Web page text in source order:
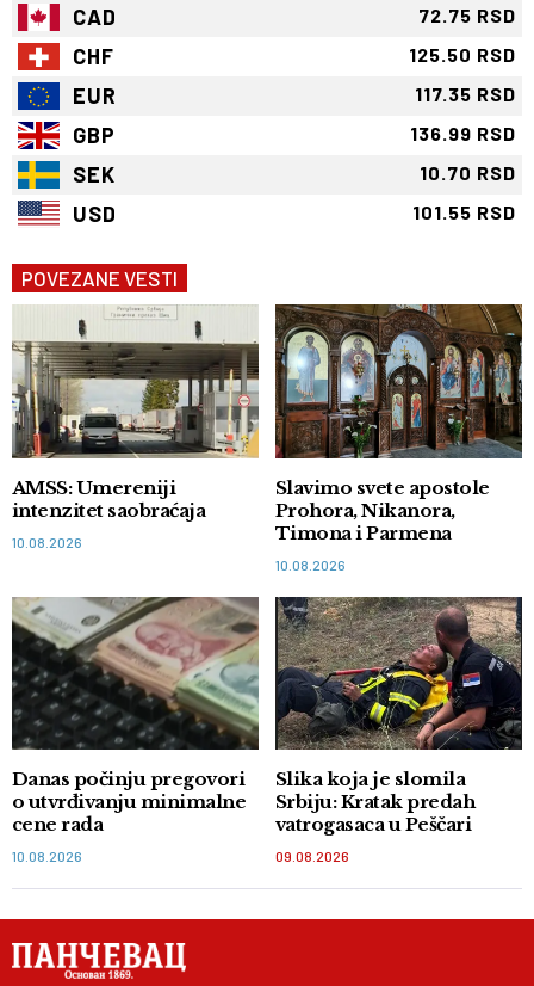
CAD 72.75 RSD
CHF 125.50 RSD
EUR 117.35 RSD
GBP 136.99 RSD
SEK 10.70 RSD
USD 101.55 RSD
POVEZANE VESTI
AMSS: Umereniji
intenzitet saobraćaja
10.08.2026
Slavimo svete apostole
Prohora, Nikanora,
Timona i Parmena
10.08.2026
Danas počinju pregovori
o utvrđivanju minimalne
cene rada
10.08.2026
Slika koja je slomila
Srbiju: Kratak predah
vatrogasaca u Peščari
09.08.2026